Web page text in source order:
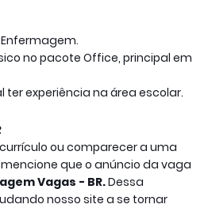
no pacote Office, principal em
ter experiência na área escolar.
ou comparecer a uma
que o anúncio da vaga
Vagas - BR.Dessa
nosso site a se tornar